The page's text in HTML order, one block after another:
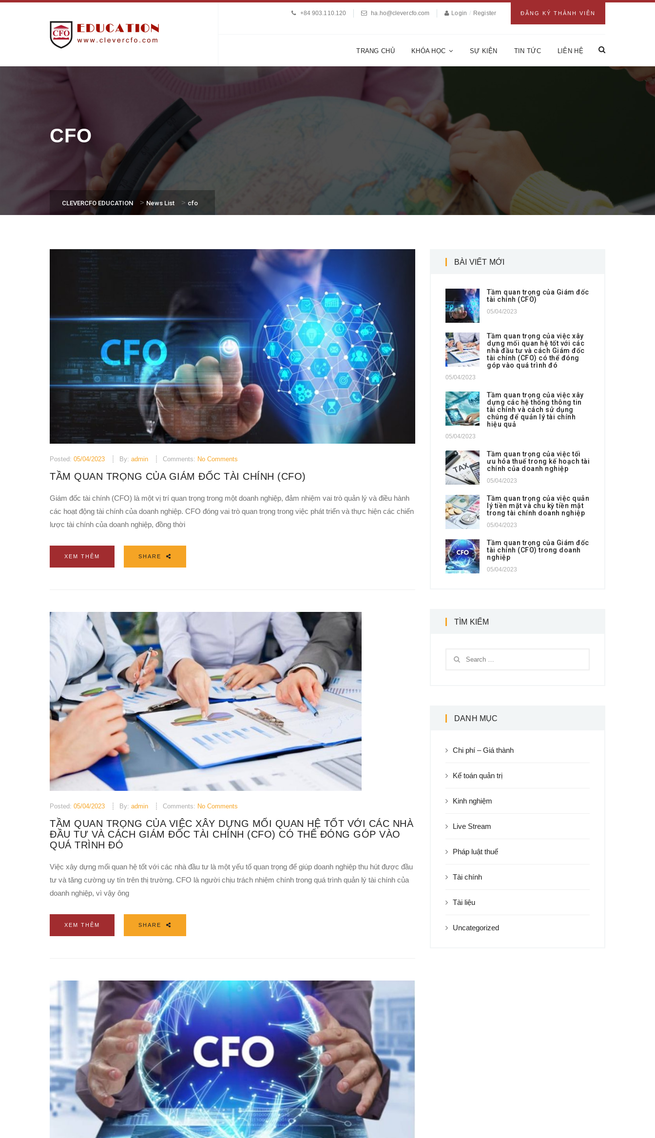
ĐĂNG KÝ THÀNH VIÊN
+84 903.110.120 ha.ho@clevercfo.com Login / Register
TRANG CHỦ KHÓA HỌC SỰ KIỆN TIN TỨC LIÊN HỆ
CFO
CLEVERCFO EDUCATION > News List > cfo
Posted: 05/04/2023 By: admin Comments: No Comments
TẦM QUAN TRỌNG CỦA GIÁM ĐỐC TÀI CHÍNH (CFO)
Giám đốc tài chính (CFO) là một vị trí quan trọng trong một doanh nghiệp, đảm nhiệm vai trò quản lý và điều hành
các hoạt động tài chính của doanh nghiệp. CFO đóng vai trò quan trọng trong việc phát triển và thực hiện các chiến
lược tài chính của doanh nghiệp, đồng thời
XEM THÊM SHARE
Posted: 05/04/2023 By: admin Comments: No Comments
TẦM QUAN TRỌNG CỦA VIỆC XÂY DỰNG MỐI QUAN HỆ TỐT VỚI CÁC NHÀ
ĐẦU TƯ VÀ CÁCH GIÁM ĐỐC TÀI CHÍNH (CFO) CÓ THỂ ĐÓNG GÓP VÀO
QUÁ TRÌNH ĐÓ
Việc xây dựng mối quan hệ tốt với các nhà đầu tư là một yếu tố quan trọng để giúp doanh nghiệp thu hút được đầu
tư và tăng cường uy tín trên thị trường. CFO là người chịu trách nhiệm chính trong quá trình quản lý tài chính của
doanh nghiệp, vì vậy ông
XEM THÊM SHARE
BÀI VIẾT MỚI
Tầm quan trọng của Giám đốc
tài chính (CFO)
05/04/2023
Tầm quan trọng của việc xây
dựng mối quan hệ tốt với các
nhà đầu tư và cách Giám đốc
tài chính (CFO) có thể đóng
góp vào quá trình đó
05/04/2023
Tầm quan trọng của việc xây
dựng các hệ thống thông tin
tài chính và cách sử dụng
chúng để quản lý tài chính
hiệu quả
05/04/2023
Tầm quan trọng của việc tối
ưu hóa thuế trong kế hoạch tài
chính của doanh nghiệp
05/04/2023
Tầm quan trọng của việc quản
lý tiền mặt và chu kỳ tiền mặt
trong tài chính doanh nghiệp
05/04/2023
Tầm quan trọng của Giám đốc
tài chính (CFO) trong doanh
nghiệp
05/04/2023
TÌM KIẾM
DANH MỤC
Chi phí – Giá thành
Kế toán quản trị
Kinh nghiệm
Live Stream
Pháp luật thuế
Tài chính
Tài liệu
Uncategorized